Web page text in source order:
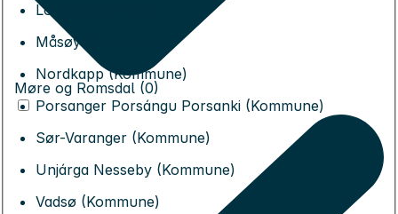
Loppa (Kommune)
Måsøy (Kommune)
Nordkapp (Kommune)
Porsanger Porsángu Porsanki (Kommune)
Sør-Varanger (Kommune)
Unjárga Nesseby (Kommune)
Vadsø (Kommune)
Møre og Romsdal (0)